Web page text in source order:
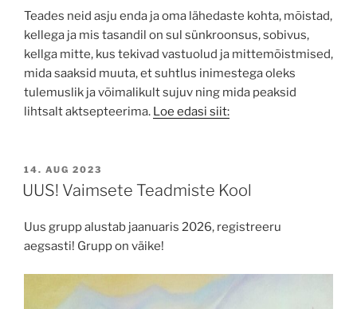
Teades neid asju enda ja oma lähedaste kohta, mõistad,
kellega ja mis tasandil on sul sünkroonsus, sobivus,
kellga mitte, kus tekivad vastuolud ja mittemõistmised,
mida saaksid muuta, et suhtlus inimestega oleks
tulemuslik ja võimalikult sujuv ning mida peaksid
lihtsalt aktsepteerima. Loe edasi siit:
POSTED
ON
14. AUG 2023
UUS! Vaimsete Teadmiste Kool
Uus grupp alustab jaanuaris 2026, registreeru
aegsasti! Grupp on väike!